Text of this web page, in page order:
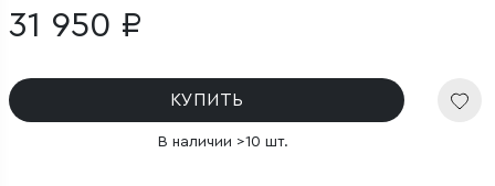
31 950 ₽
КУПИТЬ
В наличии >10 шт.